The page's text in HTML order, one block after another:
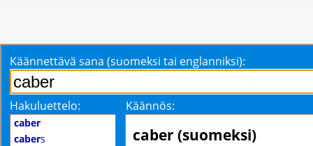
Käännettävä sana (suomeksi tai englanniksi):
Hakuluettelo: Käännös:
caber
cabers
caber (suomeksi)